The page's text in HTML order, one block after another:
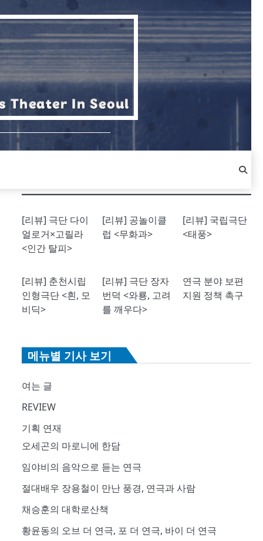
[리뷰] 극단 다이
얼로거×고릴라
<인간 탈피>
[리뷰] 공놀이클
럽 <무화과>
[리뷰] 국립극단
<태풍>
[리뷰] 춘천시립
인형극단 <흰, 모
비딕>
[리뷰] 극단 장자
번덕 <와룡, 고려
를 깨우다>
연극 분야 보편
지원 정책 촉구
메뉴별 기사 보기
여는 글
REVIEW
기획 연재
오세곤의 마로니에 한담
임야비의 음악으로 듣는 연극
절대배우 장용철이 만난 풍경, 연극과 사람
채승훈의 대학로산책
황윤동의 오브 더 연극, 포 더 연극, 바이 더 연극